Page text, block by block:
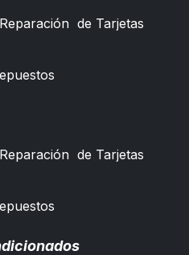
de Tarjetas
de Tarjetas